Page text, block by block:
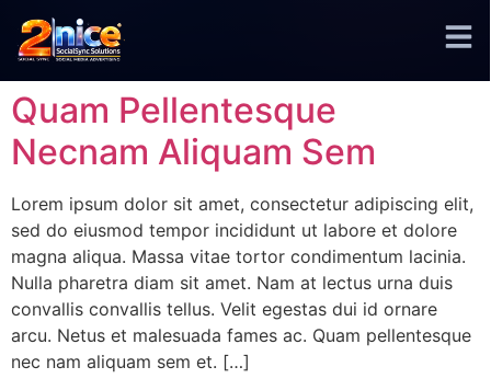
Quam Pellentesque
Necnam Aliquam Sem
Lorem ipsum dolor sit amet, consectetur adipiscing elit,
sed do eiusmod tempor incididunt ut labore et dolore
magna aliqua. Massa vitae tortor condimentum lacinia.
Nulla pharetra diam sit amet. Nam at lectus urna duis
convallis convallis tellus. Velit egestas dui id ornare
arcu. Netus et malesuada fames ac. Quam pellentesque
nec nam aliquam sem et. […]